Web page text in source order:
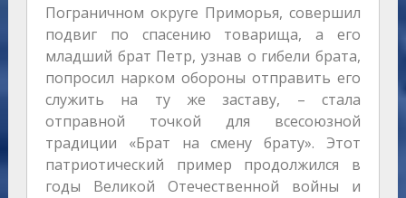
Пограничном округе Приморья, совершил
подвиг по спасению товарища, а его
младший брат Петр, узнав о гибели брата,
попросил нарком обороны отправить его
служить на ту же заставу, – стала
отправной точкой для всесоюзной
традиции «Брат на смену брату». Этот
патриотический пример продолжился в
годы Великой Отечественной войны и